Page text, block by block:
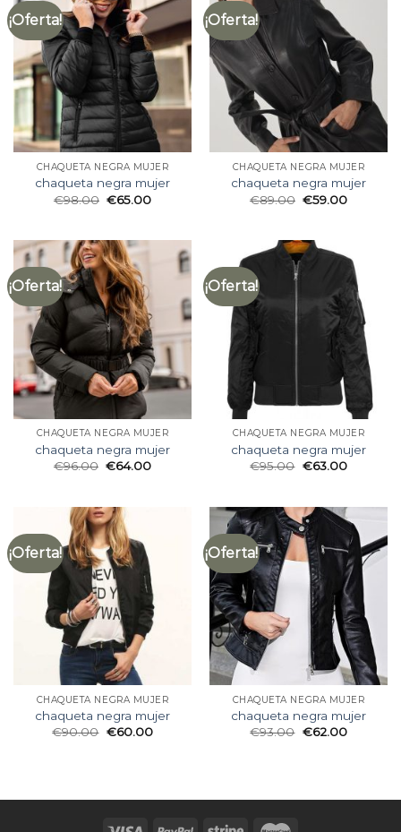
¡Oferta!
CHAQUETA NEGRA MUJER
chaqueta negra mujer
€98.00 €65.00
¡Oferta!
CHAQUETA NEGRA MUJER
chaqueta negra mujer
€89.00 €59.00
¡Oferta!
CHAQUETA NEGRA MUJER
chaqueta negra mujer
€96.00 €64.00
¡Oferta!
CHAQUETA NEGRA MUJER
chaqueta negra mujer
€95.00 €63.00
¡Oferta!
CHAQUETA NEGRA MUJER
chaqueta negra mujer
€90.00 €60.00
¡Oferta!
CHAQUETA NEGRA MUJER
chaqueta negra mujer
€93.00 €62.00